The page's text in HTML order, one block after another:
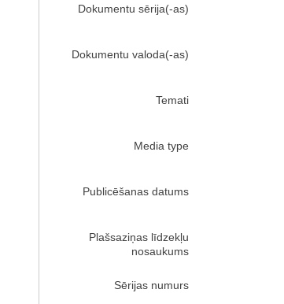
Dokumentu sērija(-as)
Dokumentu valoda(-as)
Temati
Media type
Publicēšanas datums
Plašsaziņas līdzekļu
nosaukums
Sērijas numurs